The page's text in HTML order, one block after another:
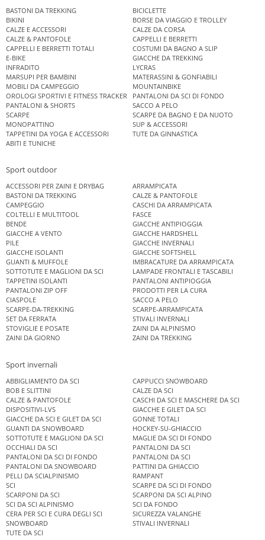
BASTONI DA TREKKING
BICICLETTE
BIKINI
BORSE DA VIAGGIO E TROLLEY
CALZE E ACCESSORI
CALZE DA CORSA
CALZE & PANTOFOLE
CAPPELLI E BERRETTI
CAPPELLI E BERRETTI TOTALI
COSTUMI DA BAGNO A SLIP
E-BIKE
GIACCHE DA TREKKING
INFRADITO
LYCRAS
MARSUPI PER BAMBINI
MATERASSINI & GONFIABILI
MOBILI DA CAMPEGGIO
MOUNTAINBIKE
OROLOGI SPORTIVI E FITNESS TRACKER
PANTALONI DA SCI DI FONDO
PANTALONI & SHORTS
SACCO A PELO
SCARPE
SCARPE DA BAGNO E DA NUOTO
MONOPATTINO
SUP & ACCESSORI
TAPPETINI DA YOGA E ACCESSORI
TUTE DA GINNASTICA
ABITI E TUNICHE
Sport outdoor
ACCESSORI PER ZAINI E DRYBAG
ARRAMPICATA
BASTONI DA TREKKING
CALZE & PANTOFOLE
CAMPEGGIO
CASCHI DA ARRAMPICATA
COLTELLI E MULTITOOL
FASCE
BENDE
GIACCHE ANTIPIOGGIA
GIACCHE A VENTO
GIACCHE HARDSHELL
PILE
GIACCHE INVERNALI
GIACCHE ISOLANTI
GIACCHE SOFTSHELL
GUANTI & MUFFOLE
IMBRACATURE DA ARRAMPICATA
SOTTOTUTE E MAGLIONI DA SCI
LAMPADE FRONTALI E TASCABILI
TAPPETINI ISOLANTI
PANTALONI ANTIPIOGGIA
PANTALONI ZIP OFF
PRODOTTI PER LA CURA
CIASPOLE
SACCO A PELO
SCARPE-DA-TREKKING
SCARPE-ARRAMPICATA
SET DA FERRATA
STIVALI INVERNALI
STOVIGLIE E POSATE
ZAINI DA ALPINISMO
ZAINI DA GIORNO
ZAINI DA TREKKING
Sport invernali
ABBIGLIAMENTO DA SCI
CAPPUCCI SNOWBOARD
BOB E SLITTINI
CALZE DA SCI
CALZE & PANTOFOLE
CASCHI DA SCI E MASCHERE DA SCI
DISPOSITIVI-LVS
GIACCHE E GILET DA SCI
GIACCHE DA SCI E GILET DA SCI
GONNE TOTALI
GUANTI DA SNOWBOARD
HOCKEY-SU-GHIACCIO
SOTTOTUTE E MAGLIONI DA SCI
MAGLIE DA SCI DI FONDO
OCCHIALI DA SCI
PANTALONI DA SCI
PANTALONI DA SCI DI FONDO
PANTALONI DA SCI
PANTALONI DA SNOWBOARD
PATTINI DA GHIACCIO
PELLI DA SCIALPINISMO
RAMPANT
SCI
SCARPE DA SCI DI FONDO
SCARPONI DA SCI
SCARPONI DA SCI ALPINO
SCI DA SCI ALPINISMO
SCI DA FONDO
CERA PER SCI E CURA DEGLI SCI
SICUREZZA VALANGHE
SNOWBOARD
STIVALI INVERNALI
TUTE DA SCI